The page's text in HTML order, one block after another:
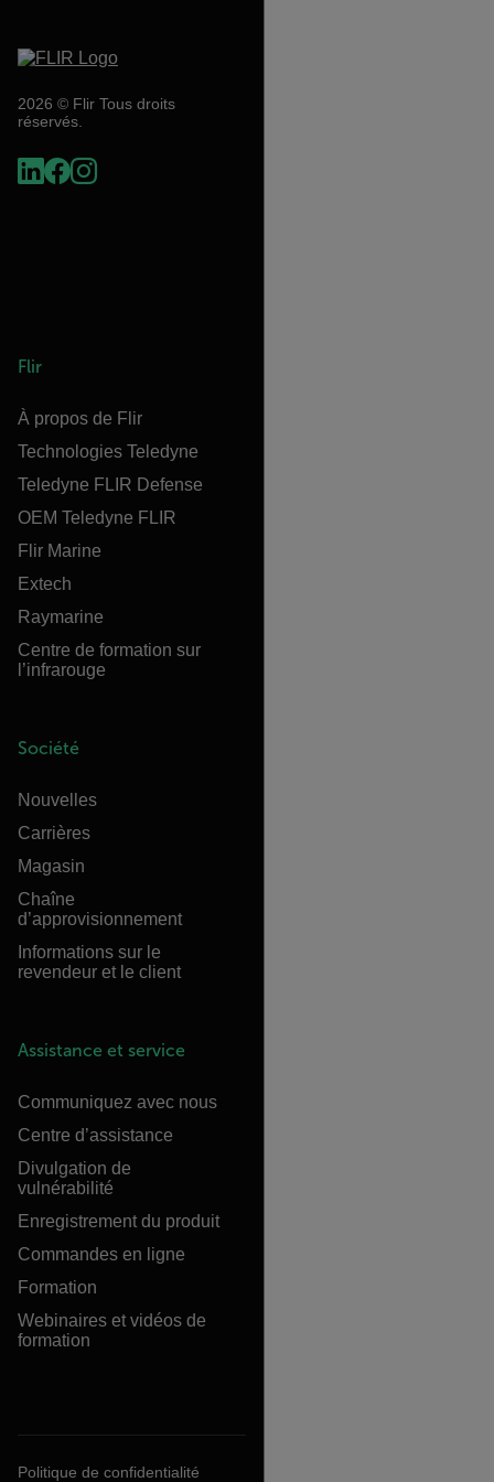
2026 © Flir Tous droits
réservés.
Flir
À propos de Flir
Technologies Teledyne
Teledyne FLIR Defense
OEM Teledyne FLIR
Flir Marine
Extech
Raymarine
Centre de formation sur
l’infrarouge
Société
Nouvelles
Carrières
Magasin
Chaîne
d’approvisionnement
Informations sur le
revendeur et le client
Assistance et service
Communiquez avec nous
Centre d’assistance
Divulgation de
vulnérabilité
Enregistrement du produit
Commandes en ligne
Formation
Webinaires et vidéos de
formation
Politique de confidentialité